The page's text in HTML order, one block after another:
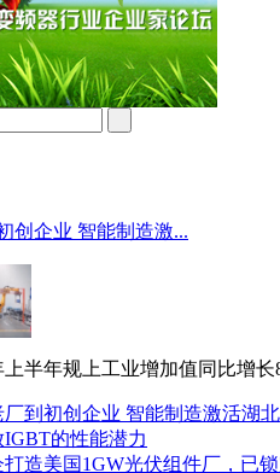
创企业 智能制造激...
半年规上工业增加值同比增长
厂到初创企业 智能制造激活湖北
IGBT的性能潜力
造美国1GW光伏组件厂，已